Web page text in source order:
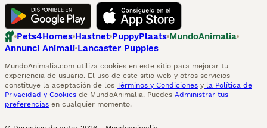
Pets4Homes Hastnet PuppyPlaats MundoAnimalia
Annunci Animali Lancaster Puppies
MundoAnimalia.com utiliza cookies en este sitio para mejorar tu
experiencia de usuario. El uso de este sitio web y otros servicios
constituye la aceptación de los Términos y Condiciones y la Política de
Privacidad y Cookies de MundoAnimalia. Puedes Administrar tus
preferencias en cualquier momento.